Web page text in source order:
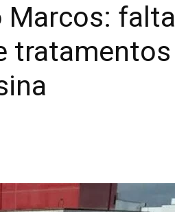
Marcos: falta
tratamentos